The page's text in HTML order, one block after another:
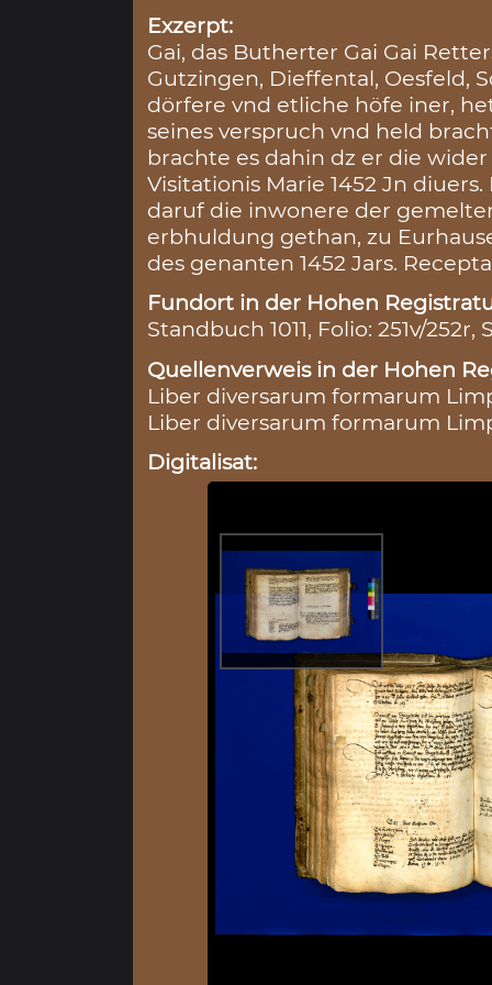
Exzerpt:
Gai, das Butherter Gai Gai
Gutzingen, Dieffental, Oesfeld,
dörfere vnd etliche höfe iner,
seines verspruch vnd held
brachte es dahin dz er die
Visitationis Marie 1452 Jn diuers.
daruf die inwonere der
erbhuldung gethan, zu
des genanten 1452 Jars.
Fundort in der Hohen
Standbuch 1011, Folio: 251v/
Quellenverweis in der Hohen
Liber diversarum formarum
Liber diversarum formarum
Digitalisat: